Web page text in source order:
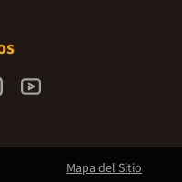
Mapa del Sitio